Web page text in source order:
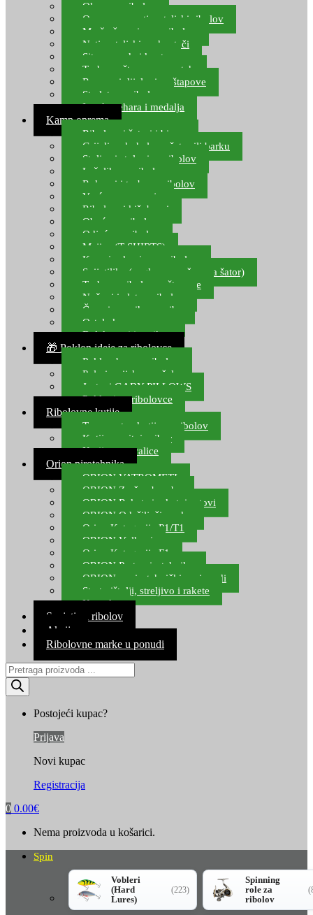
Olovo za ribolov
Oprema za natjecateljski ribolov
Mreže čuvarice za ribolov
Natjecateljski podmetači
Sito, posude i kante
Torbe za štapove – match
Rezervni dijelovi za štapove
Starlete za ribolov
Izrada pehara i medalja
Kamp oprema
Ribolovni šatori i bivvy
Grijalice, kuhala za šator ili barku
Stolice i stolovi za ribolov
Ležaljke za ribolov
Ruksaci i torbe za ribolov
Vreće za spavanje
Ribolovni kišobrani
Obuća za ribolov
Odjeća za ribolov
Majice (T-SHIRTS)
Kape i rukavice za ribolov
Svijetiljke (naglavne, ručne, za šator)
Torbe za ribolovne štapove
Noževi i alat za ribolov
Čamci za prihranu ribe
Ostala kamp oprema
Dalekozori i optika
🎁 Poklon ideje za ribolovce
Poklon bon za ribolov
Polarizacijske naočale
Jastuci GABY PILLOWS
Pokloni za ribolovce
Ribolovne kutije
Transportne kutije za ribolov
Kutije za sitni pribor
Kutije za varalice
Orion pirotehnika
ORION VATROMETI
ORION Zračne bombe
ORION Rakete i raketni setovi
ORION Odašiljači zvuka
Orion Kategorija P1/T1
ORION Vulkani
Orion Kategorija F1
ORION Party pirotehnika
ORION nepirotehnički proizvodi
Start pištolji, streljivo i rakete
Kontakt
Savjeti za ribolov
Akcija
Ribolovne marke u ponudi
Products
search
Postojeći kupac?
Prijava
Novi kupac
Registracija
0 0.00€
Nema proizvoda u košarici.
Spin
Vobleri
(Hard
Lures)
(223)
Spinning
role za
ribolov